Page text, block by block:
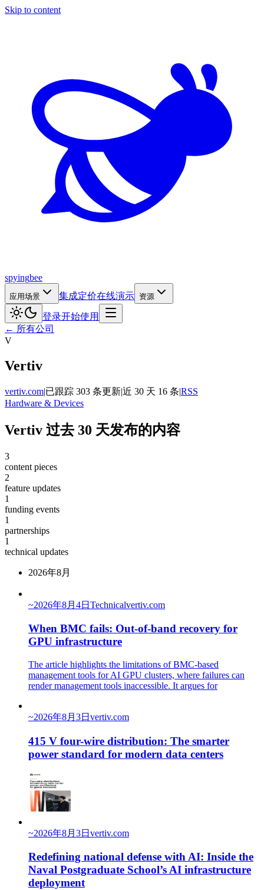
Skip to content
spyingbee
应用场景 集成定价在线演示 资源
登录开始使用
← 所有公司
V
Vertiv
vertiv.com|已跟踪 303 条更新|近 30 天 16 条|RSS
Hardware & Devices
Vertiv 过去 30 天发布的内容
3
content pieces
2
feature updates
1
funding events
1
partnerships
1
technical updates
2026年8月
~2026年8月4日 Technicalvertiv.com
When BMC fails: Out-of-band recovery for
GPU infrastructure
The article highlights the limitations of BMC-based
management tools for AI GPU clusters, where failures can
render management tools inaccessible. It argues for
~2026年8月3日 vertiv.com
415 V four-wire distribution: The smarter
power standard for modern data centers
~2026年8月3日 vertiv.com
Redefining national defense with AI: Inside the
Naval Postgraduate School’s AI infrastructure
deployment